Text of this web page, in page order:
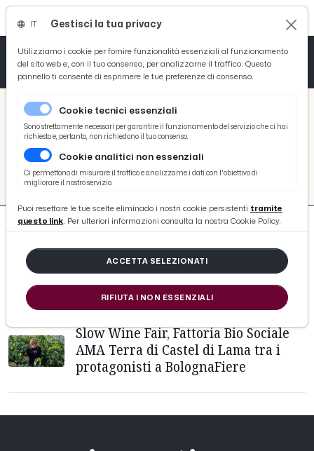
/ Picenotime
/ #fattoria-bio-sociale-ama-terra
#FATTORIA-BIO-SOCIALE-AMA-
TERRA
1 ARTICOLO
Slow Wine Fair, Fattoria Bio Sociale
AMA Terra di Castel di Lama tra i
protagonisti a BolognaFiere
Gestisci la tua privacy
Utilizziamo i cookie per fornire funzionalità essenziali al funzionamento
del sito web e, con il tuo consenso, per analizzarne il traffico. Questo
pannello ti consente di esprimere le tue preferenze di consenso.
Cookie tecnici essenziali
Sono strettamente necessari per garantire il funzionamento del servizio che ci hai
richiesto e, pertanto, non richiedono il tuo consenso.
Cookie analitici non essenziali
Ci permettono di misurare il traffico e analizzarne i dati con l'obiettivo di
migliorare il nostro servizio.
Puoi resettare le tue scelte eliminado i nostri cookie persistenti tramite
questo link. Per ulteriori informazioni consulta la nostra Cookie Policy.
ACCETTA SELEZIONATI
RIFIUTA I NON ESSENZIALI
Tutto News
Tutto Sport
Basket
Ciclismo
Tutto Curiosità